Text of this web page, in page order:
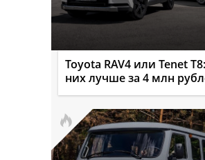
Toyota RAV4 или Tenet
них лучше за 4 млн